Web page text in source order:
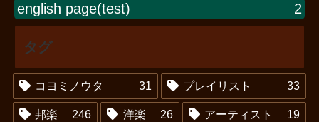
english page(test)
2
タグ
コヨミノウタ 31 プレイリスト 33
邦楽 246 洋楽 26 アーティスト 19